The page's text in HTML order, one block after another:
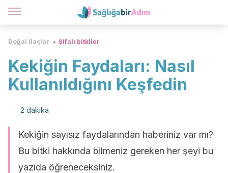
Doğal ilaçlar Şifalı bitkiler
Kekiğin Faydaları: Nasıl
Kullanıldığını Keşfedin
2 dakika
Kekiğin sayısız faydalarından haberiniz var mı?
Bu bitki hakkında bilmeniz gereken her şeyi bu
yazıda öğreneceksiniz.